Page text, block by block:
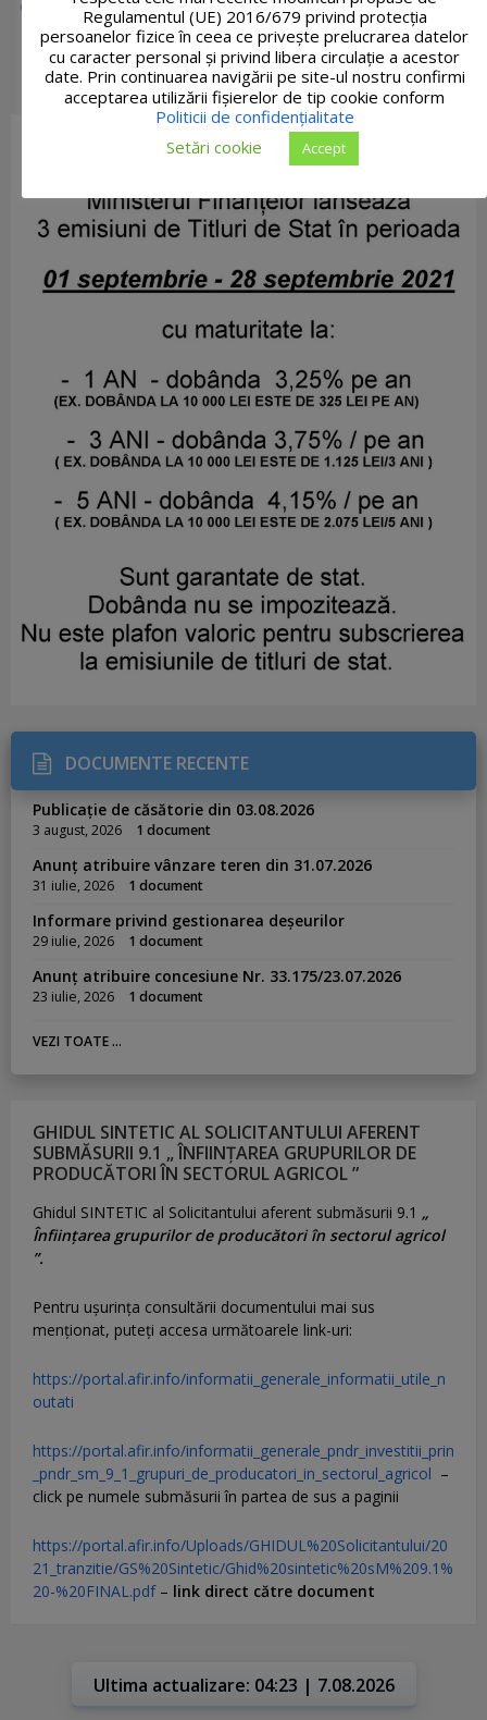
DOCUMENTE RECENTE
Publicație de căsătorie din 03.08.2026
3 august, 2026 1 document
Anunț atribuire vânzare teren din 31.07.2026
31 iulie, 2026 1 document
Informare privind gestionarea deșeurilor
29 iulie, 2026 1 document
Anunț atribuire concesiune Nr. 33.175/23.07.2026
23 iulie, 2026 1 document
VEZI TOATE ...
GHIDUL SINTETIC AL SOLICITANTULUI AFERENT
SUBMĂSURII 9.1 „ ÎNFIINȚAREA GRUPURILOR DE
PRODUCĂTORI ÎN SECTORUL AGRICOL ”
Ghidul SINTETIC al Solicitantului aferent submăsurii 9.1 „
Înființarea grupurilor de producători în sectorul agricol
”.
Pentru uşurinţa consultării documentului mai sus
menţionat, puteţi accesa următoarele link-uri:
https://portal.afir.info/informatii_generale_informatii_utile_n
outati
https://portal.afir.info/informatii_generale_pndr_investitii_prin
_pndr_sm_9_1_grupuri_de_producatori_in_sectorul_agricol –
click pe numele submăsurii în partea de sus a paginii
https://portal.afir.info/Uploads/GHIDUL%20Solicitantului/20
21_tranzitie/GS%20Sintetic/Ghid%20sintetic%20sM%209.1%
20-%20FINAL.pdf– link direct către document
Ultima actualizare: 04:23 | 7.08.2026
Regulamentul (UE) 2016/679 privind protecția
persoanelor fizice în ceea ce privește prelucrarea datelor
cu caracter personal și privind libera circulație a acestor
date. Prin continuarea navigării pe site-ul nostru confirmi
acceptarea utilizării fişierelor de tip cookie conform
Politicii de confidențialitate
Setări cookie
Accept